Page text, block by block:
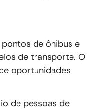
de ônibus e
de transporte. O
oportunidades
de pessoas de